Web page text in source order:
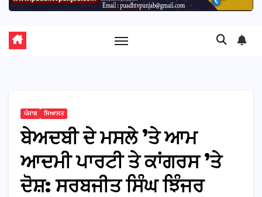
ਪੰਜਾਬ ਸਿਆਸਤ
ਬੇਅਦਬੀ ਦੇ ਮਸਲੇ ’ਤੇ ਆਮ
ਆਦਮੀ ਪਾਰਟੀ ਤੇ ਕਾਂਗਰਸ ’ਤੇ
ਦੋਸ਼: ਸਰਬਜੀਤ ਸਿੰਘ ਝਿੰਜਰ